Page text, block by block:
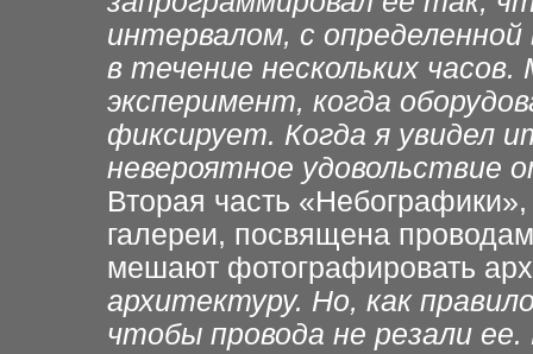
интервалом, с определенной
в течение нескольких
эксперимент, когда
фиксирует. Когда я увидел
невероятное удовольствие
Вторая часть
галереи, посвящена
мешают фотографировать
архитектуру. Но, как
чтобы провода не резали